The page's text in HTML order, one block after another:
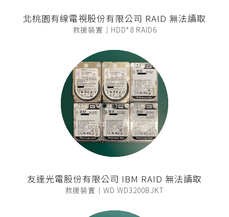
北桃園有線電視股份有限公司 RAID 無法讀取
救援裝置｜HDD*8 RAID6
友達光電股份有限公司 IBM RAID 無法讀取
救援裝置｜WD WD3200BJKT